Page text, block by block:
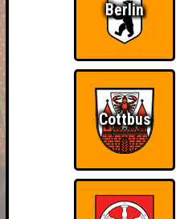
Berlin
Cottbus